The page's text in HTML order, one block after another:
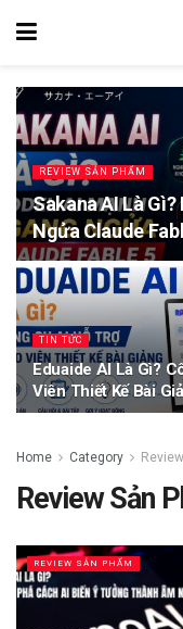
REVIEW SẢN PHẨM
Sakana AI Là
Ngửa Claude
TIN TỨC
Eduaide AI Là Gì?
Viên Thiết Kế Bài
Home Category
Review Sản
REVIEW SẢN PHẨM